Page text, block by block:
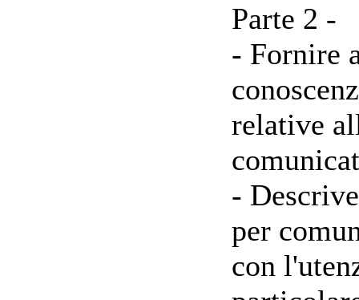
Parte 2 -
- Fornire
relative
-
per
con